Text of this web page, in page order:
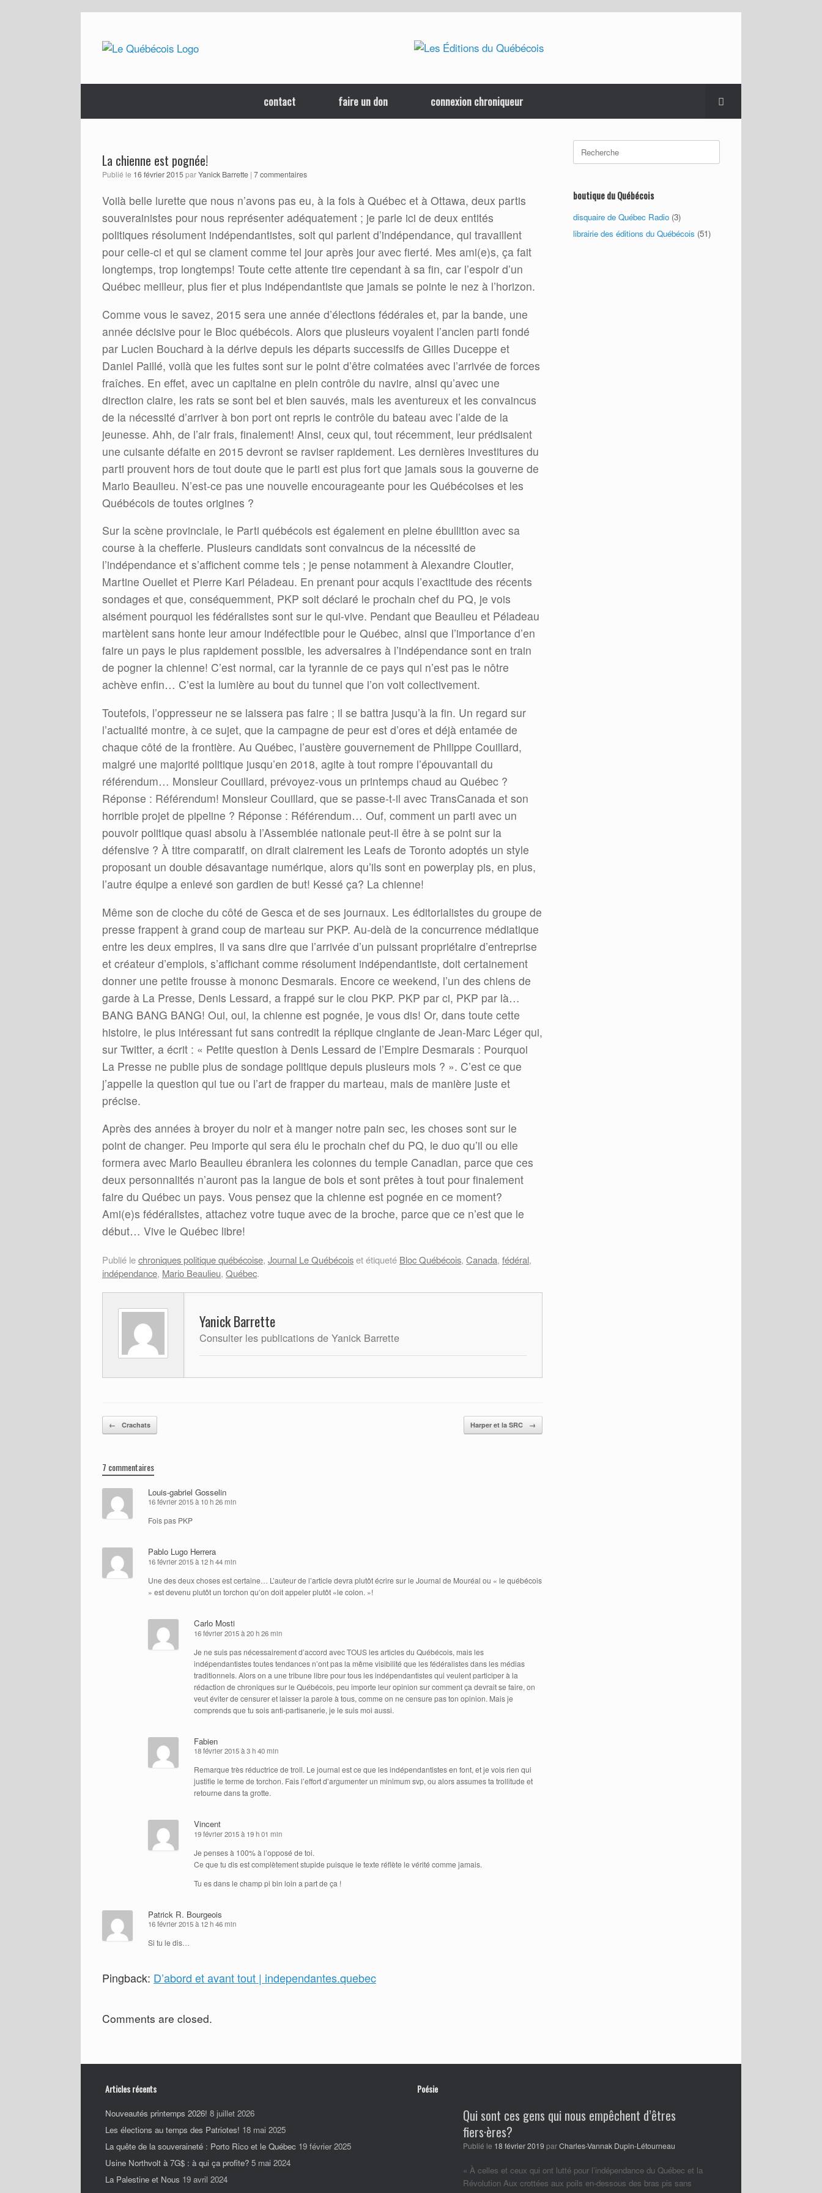
content
contact faire un don connexion chroniqueur
La chienne est pognée!
Publié le 16 février 2015 parYanick Barrette | 7 commentaires
Voilà belle lurette que nous n’avons pas eu, à la fois à Québec et à Ottawa, deux partis
souverainistes pour nous représenter adéquatement ; je parle ici de deux entités
politiques résolument indépendantistes, soit qui parlent d’indépendance, qui travaillent
pour celle-ci et qui se clament comme tel jour après jour avec fierté. Mes ami(e)s, ça fait
longtemps, trop longtemps! Toute cette attente tire cependant à sa fin, car l’espoir d’un
Québec meilleur, plus fier et plus indépendantiste que jamais se pointe le nez à l’horizon.
Comme vous le savez, 2015 sera une année d’élections fédérales et, par la bande, une
année décisive pour le Bloc québécois. Alors que plusieurs voyaient l’ancien parti fondé
par Lucien Bouchard à la dérive depuis les départs successifs de Gilles Duceppe et
Daniel Paillé, voilà que les fuites sont sur le point d’être colmatées avec l’arrivée de forces
fraîches. En effet, avec un capitaine en plein contrôle du navire, ainsi qu’avec une
direction claire, les rats se sont bel et bien sauvés, mais les aventureux et les convaincus
de la nécessité d’arriver à bon port ont repris le contrôle du bateau avec l’aide de la
jeunesse. Ahh, de l’air frais, finalement! Ainsi, ceux qui, tout récemment, leur prédisaient
une cuisante défaite en 2015 devront se raviser rapidement. Les dernières investitures du
parti prouvent hors de tout doute que le parti est plus fort que jamais sous la gouverne de
Mario Beaulieu. N’est-ce pas une nouvelle encourageante pour les Québécoises et les
Québécois de toutes origines ?
Sur la scène provinciale, le Parti québécois est également en pleine ébullition avec sa
course à la chefferie. Plusieurs candidats sont convaincus de la nécessité de
l’indépendance et s’affichent comme tels ; je pense notamment à Alexandre Cloutier,
Martine Ouellet et Pierre Karl Péladeau. En prenant pour acquis l’exactitude des récents
sondages et que, conséquemment, PKP soit déclaré le prochain chef du PQ, je vois
aisément pourquoi les fédéralistes sont sur le qui-vive. Pendant que Beaulieu et Péladeau
martèlent sans honte leur amour indéfectible pour le Québec, ainsi que l’importance d’en
faire un pays le plus rapidement possible, les adversaires à l’indépendance sont en train
de pogner la chienne! C’est normal, car la tyrannie de ce pays qui n’est pas le nôtre
achève enfin… C’est la lumière au bout du tunnel que l’on voit collectivement.
Toutefois, l’oppresseur ne se laissera pas faire ; il se battra jusqu’à la fin. Un regard sur
l’actualité montre, à ce sujet, que la campagne de peur est d’ores et déjà entamée de
chaque côté de la frontière. Au Québec, l’austère gouvernement de Philippe Couillard,
malgré une majorité politique jusqu’en 2018, agite à tout rompre l’épouvantail du
référendum… Monsieur Couillard, prévoyez-vous un printemps chaud au Québec ?
Réponse : Référendum! Monsieur Couillard, que se passe-t-il avec TransCanada et son
horrible projet de pipeline ? Réponse : Référendum… Ouf, comment un parti avec un
pouvoir politique quasi absolu à l’Assemblée nationale peut-il être à se point sur la
défensive ? À titre comparatif, on dirait clairement les Leafs de Toronto adoptés un style
proposant un double désavantage numérique, alors qu’ils sont en powerplay pis, en plus,
l’autre équipe a enlevé son gardien de but! Kessé ça? La chienne!
Même son de cloche du côté de Gesca et de ses journaux. Les éditorialistes du groupe de
presse frappent à grand coup de marteau sur PKP. Au-delà de la concurrence médiatique
entre les deux empires, il va sans dire que l’arrivée d’un puissant propriétaire d’entreprise
et créateur d’emplois, s’affichant comme résolument indépendantiste, doit certainement
donner une petite frousse à mononc Desmarais. Encore ce weekend, l’un des chiens de
garde à La Presse, Denis Lessard, a frappé sur le clou PKP. PKP par ci, PKP par là…
BANG BANG BANG! Oui, oui, la chienne est pognée, je vous dis! Or, dans toute cette
histoire, le plus intéressant fut sans contredit la réplique cinglante de Jean-Marc Léger qui,
sur Twitter, a écrit : « Petite question à Denis Lessard de l’Empire Desmarais : Pourquoi
La Presse ne publie plus de sondage politique depuis plusieurs mois ? ». C’est ce que
j’appelle la question qui tue ou l’art de frapper du marteau, mais de manière juste et
précise.
Après des années à broyer du noir et à manger notre pain sec, les choses sont sur le
point de changer. Peu importe qui sera élu le prochain chef du PQ, le duo qu’il ou elle
formera avec Mario Beaulieu ébranlera les colonnes du temple Canadian, parce que ces
deux personnalités n’auront pas la langue de bois et sont prêtes à tout pour finalement
faire du Québec un pays. Vous pensez que la chienne est pognée en ce moment?
Ami(e)s fédéralistes, attachez votre tuque avec de la broche, parce que ce n’est que le
début… Vive le Québec libre!
Publié lechroniques politique québécoise, Journal Le Québécoiset étiqueté Bloc Québécois, Canada, fédéral,
indépendance, Mario Beaulieu, Québec.
Yanick Barrette
Consulter les publications de Yanick Barrette
Post navigation
← Crachats Harper et la SRC →
7 commentaires
Louis-gabriel Gosselin
16 février 2015 à 10 h 26 min
Fois pas PKP
Pablo Lugo Herrera
16 février 2015 à 12 h 44 min
Une des deux choses est certaine… L’auteur de l’article devra plutôt écrire sur le Journal de Mouréal ou « le québécois
» est devenu plutôt un torchon qu’on doit appeler plutôt «le colon. »!
Carlo Mosti
16 février 2015 à 20 h 26 min
Je ne suis pas nécessairement d’accord avec TOUS les articles du Québécois, mais les
indépendantistes toutes tendances n’ont pas la même visibilité que les fédéralistes dans les médias
traditionnels. Alors on a une tribune libre pour tous les indépendantistes qui veulent participer à la
rédaction de chroniques sur le Québécois, peu importe leur opinion sur comment ça devrait se faire, on
veut éviter de censurer et laisser la parole à tous, comme on ne censure pas ton opinion. Mais je
comprends que tu sois anti-partisanerie, je le suis moi aussi.
Fabien
18 février 2015 à 3 h 40 min
Remarque très réductrice de troll. Le journal est ce que les indépendantistes en font, et je vois rien qui
justifie le terme de torchon. Fais l’effort d’argumenter un minimum svp, ou alors assumes ta trollitude et
retourne dans ta grotte.
Vincent
19 février 2015 à 19 h 01 min
Je penses à 100% à l’opposé de toi.
Ce que tu dis est complètement stupide puisque le texte réflète le vérité comme jamais.
Tu es dans le champ pi bin loin a part de ça !
Patrick R. Bourgeois
16 février 2015 à 12 h 46 min
Si tu le dis…
Pingback: D’abord et avant tout | independantes.quebec
Comments are closed.
Search
for:
boutique du Québécois
disquaire de Québec Radio (3)
librairie des éditions du Québécois (51)
Articles récents
Nouveautés printemps 2026! 8 juillet 2026
Les élections au temps des Patriotes! 18 mai 2025
La quête de la souveraineté : Porto Rico et le Québec 19 février 2025
Usine Northvolt à 7G$ : à qui ça profite? 5 mai 2024
La Palestine et Nous 19 avril 2024
Poésie
Qui sont ces gens qui nous empêchent d’êtres
fiers·ères?
Publié le 18 février 2019 parCharles-Vannak Dupin-Létourneau
« À celles et ceux qui ont lutté pour l’indépendance du Québec et la
Révolution Aux crottées aux poils en-dessous des bras pis sans